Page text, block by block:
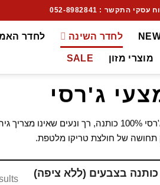
עסקי התקשר : 052-8982841
לחדר השינה לחדר
מוצרי מזון SALE
ג'רסי
מצעים עשויים בד ג'רסי 100% כותנה, רך ונעים שאינו מצריך
תחושה של חולצת טריקו מלטפת.
מצעי ג'רסי 100% כותנה בצבעים (ללא ציפה)